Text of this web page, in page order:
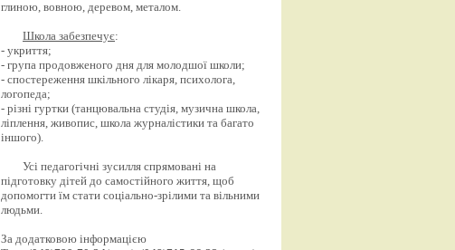
глиною, вовною, деревом, металом.
Школа забезпечує:
- укриття;
- група продовженого дня для молодшої школи;
- спостереження шкільного лікаря, психолога,
логопеда;
- різні гуртки (танцювальна студія, музична школа,
ліплення, живопис, школа журналістики та багато
іншого).
Усі педагогічні зусилля спрямовані на
підготовку дітей до самостійного життя, щоб
допомогти їм стати соціально-зрілими та вільними
людьми.
За додатковою інформацією